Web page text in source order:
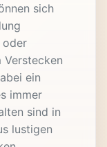
sich
oder
Verstecken
ein
immer
sind in
lustigen